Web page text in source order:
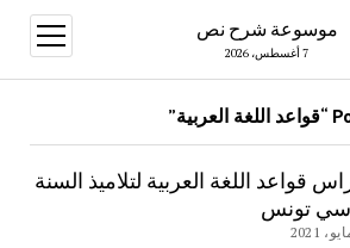
موسوعة شرح نص
7 أغسطس، 2026
open
menu
قواعد اللغة العربية لتلاميذ السنة